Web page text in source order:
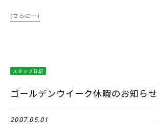
(さらに…)
スタッフ日記
ゴールデンウイーク休暇のお知らせ
2007.05.01